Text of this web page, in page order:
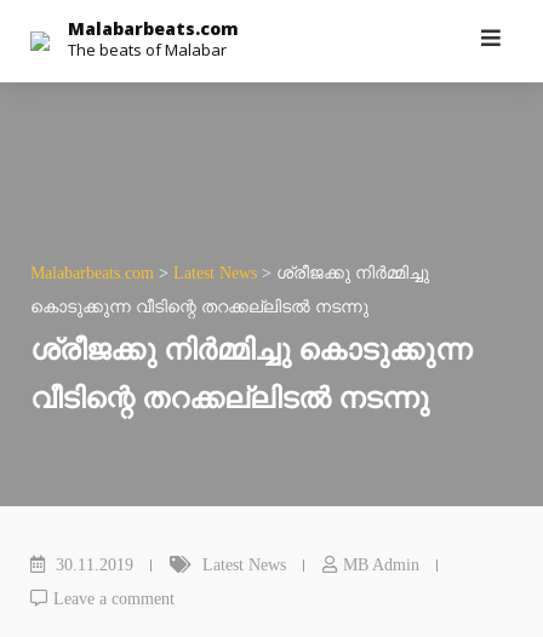
content
Malabarbeats.com
The beats of Malabar
Malabarbeats.com > Latest News > ശ്രീജക്കു നിര്‍മ്മിച്ചു
കൊടുക്കുന്ന വീടിന്റെ തറക്കല്ലിടല്‍ നടന്നു
ശ്രീജക്കു നിര്‍മ്മിച്ചു കൊടുക്കുന്ന
വീടിന്റെ തറക്കല്ലിടല്‍ നടന്നു
30.11.2019 Latest News
MB Admin
Leave a comment